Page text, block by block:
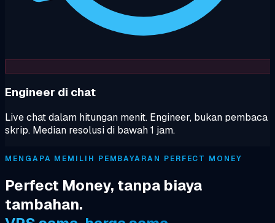
Engineer di chat
Live chat dalam hitungan menit. Engineer, bukan pembaca
skrip. Median resolusi di bawah 1 jam.
MENGAPA MEMILIH PEMBAYARAN PERFECT MONEY
Perfect Money, tanpa biaya
tambahan.